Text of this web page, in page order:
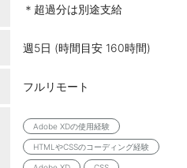
＊超過分は別途支給
週5日 (時間目安 160時間)
フルリモート
Adobe XDの使用経験
HTMLやCSSのコーディング経験